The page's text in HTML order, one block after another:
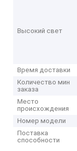
Высокий свет
Время доставки
Количество мин
заказа
Место
происхождения
Номер модели
Поставка
способности